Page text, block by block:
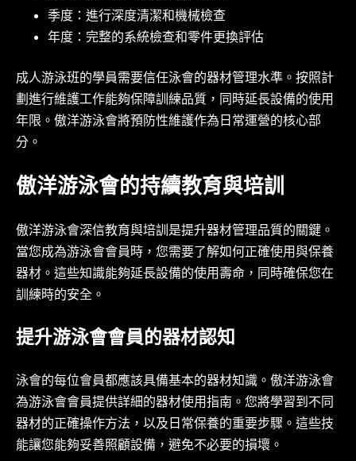
季度：進行深度清潔和機械檢查
年度：完整的系統檢查和零件更換評估
成人游泳班的學員需要信任泳會的器材管理水準。按照計
劃進行維護工作能夠保障訓練品質，同時延長設備的使用
年限。傲洋游泳會將預防性維護作為日常運營的核心部
分。
傲洋游泳會的持續教育與培訓
傲洋游泳會深信教育與培訓是提升器材管理品質的關鍵。
當您成為游泳會會員時，您需要了解如何正確使用與保養
器材。這些知識能夠延長設備的使用壽命，同時確保您在
訓練時的安全。
提升游泳會會員的器材認知
泳會的每位會員都應該具備基本的器材知識。傲洋游泳會
為游泳會會員提供詳細的器材使用指南。您將學習到不同
器材的正確操作方法，以及日常保養的重要步驟。這些技
能讓您能夠妥善照顧設備，避免不必要的損壞。